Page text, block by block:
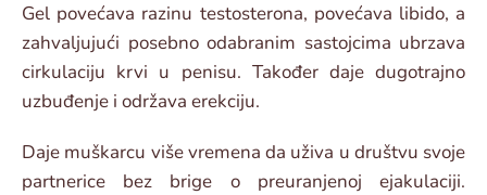
Gel povećava razinu testosterona, povećava libido, a
zahvaljujući posebno odabranim sastojcima ubrzava
cirkulaciju krvi u penisu. Također daje dugotrajno
uzbuđenje i održava erekciju.
Daje muškarcu više vremena da uživa u društvu svoje
partnerice bez brige o preuranjenoj ejakulaciji.